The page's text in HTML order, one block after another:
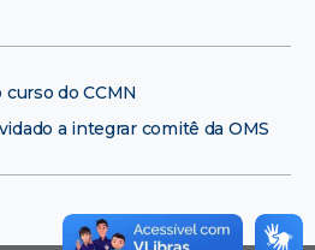
do CCMN
a integrar comitê da OMS